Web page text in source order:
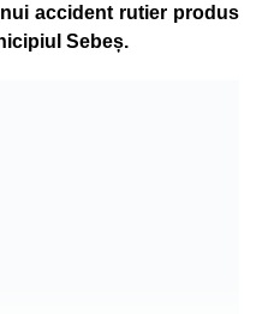
accident rutier produs
Sebeș.